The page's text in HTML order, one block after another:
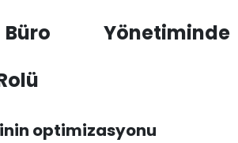
Yönetiminde
optimizasyonu